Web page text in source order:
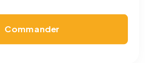
Commander